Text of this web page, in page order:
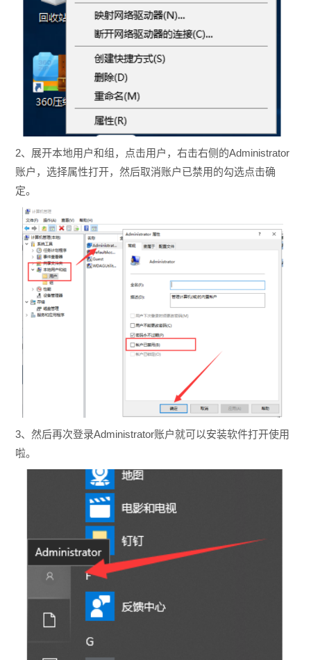
2、展开本地用户和组，点击用户，右击右侧的Administrator
账户，选择属性打开，然后取消账户已禁用的勾选点击确
定。
3、然后再次登录Administrator账户就可以安装软件打开使用
啦。